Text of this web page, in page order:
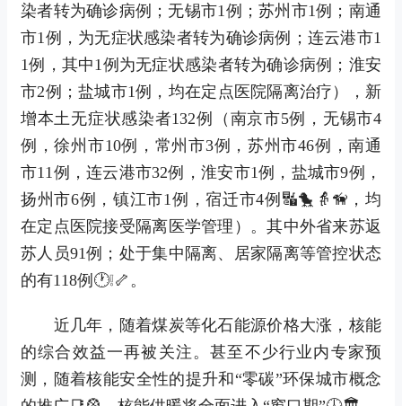
染者转为确诊病例；无锡市1例；苏州市1例；南通
市1例，为无症状感染者转为确诊病例；连云港市1
1例，其中1例为无症状感染者转为确诊病例；淮安
市2例；盐城市1例，均在定点医院隔离治疗），新
增本土无症状感染者132例（南京市5例，无锡市4
例，徐州市10例，常州市3例，苏州市46例，南通
市11例，连云港市32例，淮安市1例，盐城市9例，
扬州市6例，镇江市1例，宿迁市4例🔣🐤👵🦮，均
在定点医院接受隔离医学管理）。其中外省来苏返
苏人员91例；处于集中隔离、居家隔离等管控状态
的有118例🕐❕🦴。
近几年，随着煤炭等化石能源价格大涨，核能
的综合效益一再被关注。甚至不少行业内专家预
测，随着核能安全性的提升和“零碳”环保城市概念